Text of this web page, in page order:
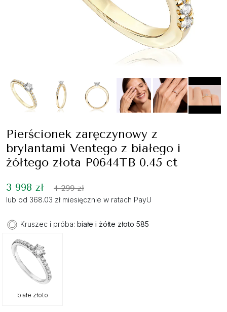
Pierścionek zaręczynowy z
brylantami Ventego z białego i
żółtego złota P0644TB 0.45 ct
3 998 zł 4 299 zł
lub od 368.03 zł miesięcznie w ratach PayU
Kruszec i próba: białe i żółte złoto 585
białe złoto